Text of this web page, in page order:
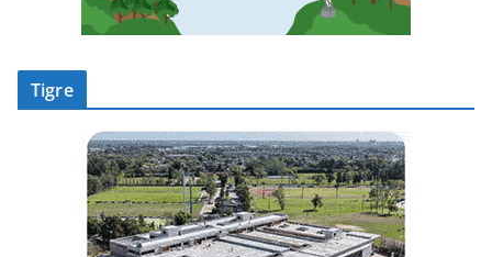
Tigre